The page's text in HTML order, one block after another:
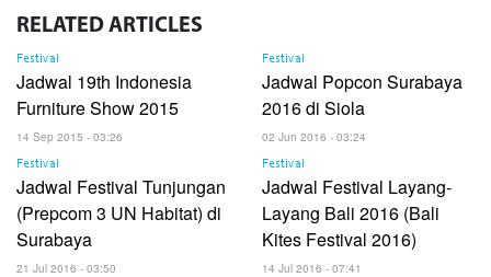
RELATED ARTICLES
Festival
Jadwal 19th Indonesia
Furniture Show 2015
14 Sep 2015 - 03:26
Festival
Jadwal Popcon Surabaya
2016 di Siola
02 Jun 2016 - 03:24
Festival
Jadwal Festival Tunjungan
(Prepcom 3 UN Habitat) di
Surabaya
21 Jul 2016 - 03:50
Festival
Jadwal Festival Layang-
Layang Bali 2016 (Bali
Kites Festival 2016)
14 Jul 2016 - 07:41